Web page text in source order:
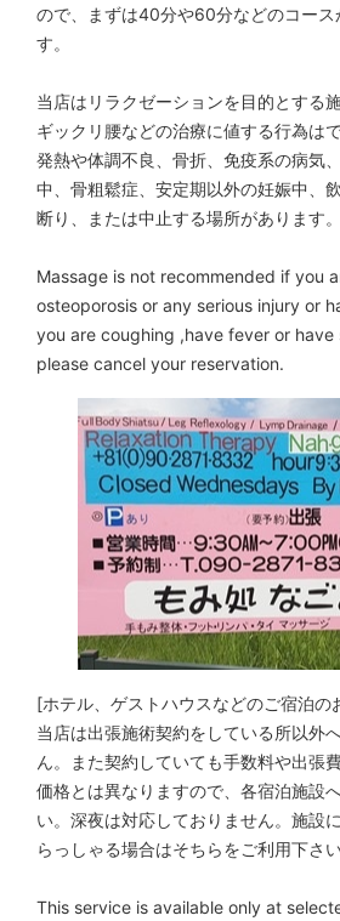
ので、まずは40分や60分などのコース
す。
当店はリラクゼーションを目的とする
ギックリ腰などの治療に値する行為はで
発熱や体調不良、骨折、免疫系の病気
中、骨粗鬆症、安定期以外の妊娠中、
断り、または中止する場所があります。
Massage is not recommended if you
osteoporosis or any serious injury or
you are coughing ,have fever or
please cancel your reservation.
[ホテル、ゲストハウスなどのご宿泊の
当店は出張施術契約をしている所以外
ん。また契約していても手数料や出張
価格とは異なりますので、各宿泊施設
い。深夜は対応しておりません。施設
らっしゃる場合はそちらをご利用下さい
This service is available only at